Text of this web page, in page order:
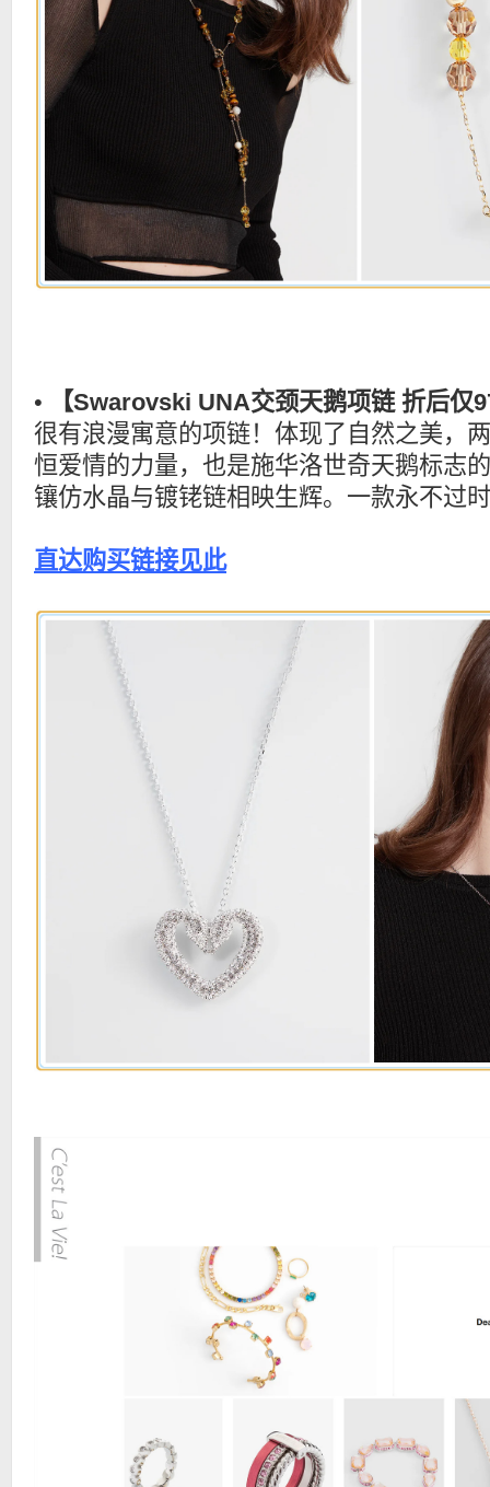
• 【Swarovski UNA交颈天鹅项链 折后仅
很有浪漫寓意的项链！体现了自然之美，
恒爱情的力量，也是施华洛世奇天鹅标志
镶仿水晶与镀铑链相映生辉。一款永不过
直达购买链接见此